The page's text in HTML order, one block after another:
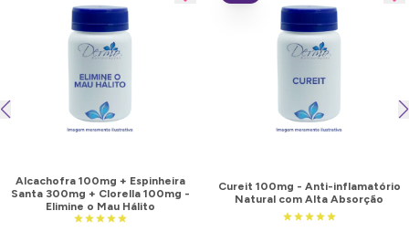
Alcachofra 100mg + Espinheira
Santa 300mg + Clorella 100mg -
Elimine o Mau Hálito
Cureit 100mg - Anti-inflamatório
Natural com Alta Absorção